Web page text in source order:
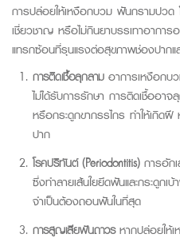
การปล่อยให้เหงือกบวม ฟันกรามปวด
เชี่ยวชาญ หรือไม่กินยาบรรเทาอาการอ
แทรกซ้อนที่รุนแรงต่อสุขภาพช่องปากแ
การติดเชื้อลุกลาม อาการเหงือกบ
ไม่ได้รับการรักษา การติดเชื้ออา
หรือกระดูกขากรรไกร ทำให้เกิด
ปาก
โรคปริทันต์(Periodontitis) การอัก
ซึ่งทำลายเส้นใยยึดฟันและกระดู
จำเป็นต้องถอนฟันในที่สุด
การสูญเสียฟันถาวรหากปล่อยให้